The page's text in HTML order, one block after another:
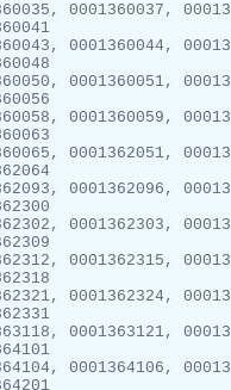
0001360037,
0001360044,
0001360051,
0001360059,
0001362051,
0001362096,
0001362303,
0001362315,
0001362324,
0001363121,
0001364106,